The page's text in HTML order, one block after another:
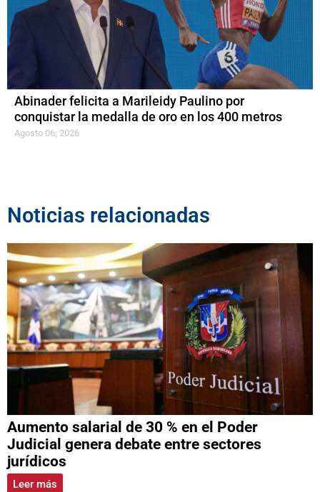
Abinader felicita a Marileidy Paulino por
conquistar la medalla de oro en los 400 metros
Agosto 06, 2026
Noticias relacionadas
Aumento salarial de 30 % en el Poder
Judicial genera debate entre sectores
jurídicos
Leer más